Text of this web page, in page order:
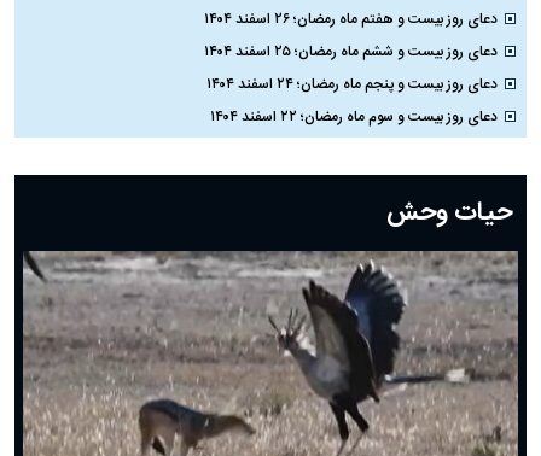
دعای روز بیست و هفتم ماه رمضان؛ ۲۶ اسفند ۱۴۰۴
دعای روز بیست و ششم ماه رمضان؛ ۲۵ اسفند ۱۴۰۴
دعای روز بیست و پنجم ماه رمضان؛ ۲۴ اسفند ۱۴۰۴
دعای روز بیست و سوم ماه رمضان؛ ۲۲ اسفند ۱۴۰۴
دعای روز بیستم ماه رمضان؛ ۱۹ اسفند ۱۴۰۴
دعای روز هشتم ماه مبارک رمضان؛ ۷ اسفند ماه ۱۴۰۴
دعای روز هفتم ماه رمضان؛ ۶ اسفند ۱۴۰۴
دعای روز ششم ماه رمضان؛ ۵ اسفند ۱۴۰۴
دعای روز پنجم ماه رمضان؛ ۴ اسفند ۱۴۰۴
دعای روز چهارم ماه مبارک رمضان؛ ۳ اسفند ۱۴۰۴
دعای روز سوم ماه مبارک رمضان؛ ۱۴ اسفند ۱۴۰۴
دعای روز دوم ماه مبارک رمضان ۱ اسفند ماه ۱۴۰۴
دعای روز اول ماه مبارک رمضان، ۳۰ بهمن ۱۴۰۴
حیات وحش